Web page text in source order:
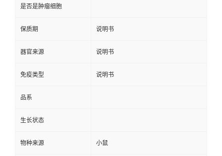
是否是肿瘤细胞
保质期 说明书
器官来源 说明书
免疫类型 说明书
品系
生长状态
物种来源 小鼠